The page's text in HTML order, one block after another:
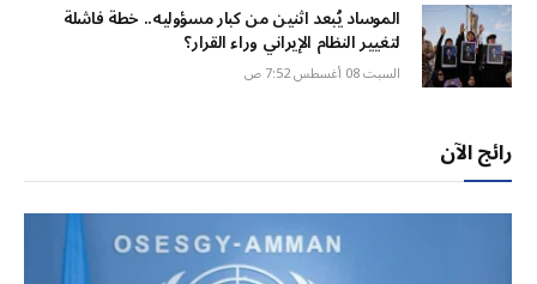
الموساد يُبعد اثنين من كبار مسؤوليه.. خطة فاشلة
لتغيير النظام الإيراني وراء القرار؟
السبت 08 أغسطس 7:52 ص
رائج الآن